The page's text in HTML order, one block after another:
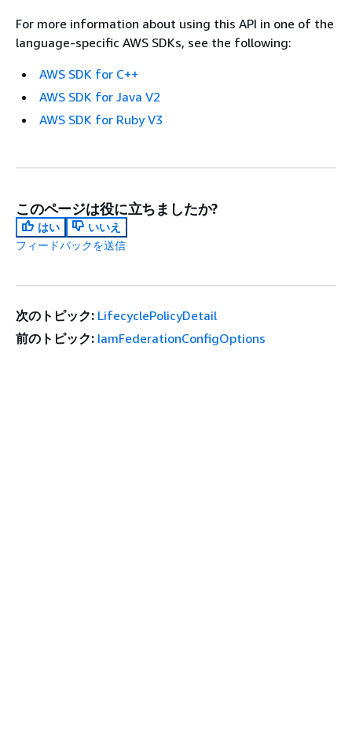
For more information about using this API in one of the
language-specific AWS SDKs, see the following:
AWS SDK for C++
AWS SDK for Java V2
AWS SDK for Ruby V3
このページは役に立ちましたか?
はい
いいえ
フィードバックを送信
次のトピック: LifecyclePolicyDetail
前のトピック: IamFederationConfigOptions